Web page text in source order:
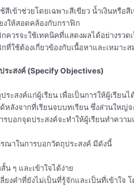
สีเข้าช่วยโดยเฉพาะสีเขียว น้ำเงินหรื
งให้สอดคล้องกับกราฟิก
ควรจะใช้เทคนิคที่แสดงผลได้อย่างรวดเ
ที่ใช้ต้องเกี่ยวข้องกับเนื้อหาและเหมาะ
ระสงค์ (Specify Objectives)
ระสงค์แก่ผู้เรียน เพื่อเป็นการให้ผู้เรียน
หลังจากที่เรียนจบบทเรียน ซึ่งส่วนใหญ่
รบอกจุดประสงค์จะทำให้ผู้เรียนทำความ
ณาในการบอกวัตถุประสงค์ มีดังนี้
น ๆ และเข้าใจได้ง่าย
ยงคำที่ยังไม่เป็นที่รู้จักและเป็นที่เข้าใจ